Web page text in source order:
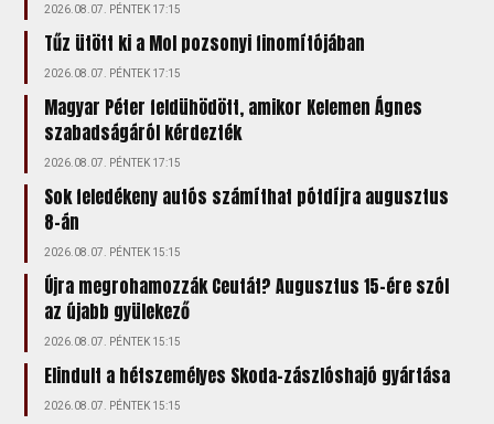
2026.08.07. PÉNTEK 17:15
Tűz ütött ki a Mol pozsonyi finomítójában
2026.08.07. PÉNTEK 17:15
Magyar Péter feldühödött, amikor Kelemen Ágnes
szabadságáról kérdezték
2026.08.07. PÉNTEK 17:15
Sok feledékeny autós számíthat pótdíjra augusztus
8-án
2026.08.07. PÉNTEK 15:15
Újra megrohamozzák Ceutát? Augusztus 15-ére szól
az újabb gyülekező
2026.08.07. PÉNTEK 15:15
Elindult a hétszemélyes Skoda-zászlóshajó gyártása
2026.08.07. PÉNTEK 15:15